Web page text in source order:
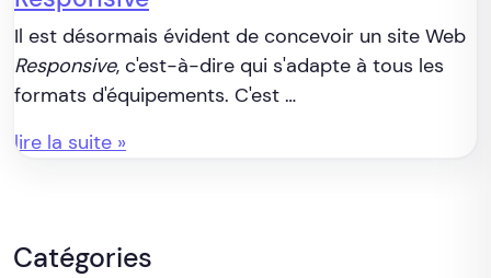
Il est désormais évident de concevoir un site Web
Responsive, c'est-à-dire qui s'adapte à tous les
formats d'équipements. C'est …
lire la suite »
Catégories